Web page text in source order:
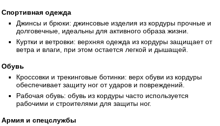
Спортивная одежда
Джинсы и брюки: джинсовые изделия из кордуры прочные и
долговечные, идеальны для активного образа жизни.
Куртки и ветровки: верхняя одежда из кордуры защищает от
ветра и влаги, при этом остается легкой и дышащей.
Обувь
Кроссовки и трекинговые ботинки: верх обуви из кордуры
обеспечивает защиту ног от ударов и повреждений.
Рабочая обувь: обувь из кордуры часто используется
рабочими и строителями для защиты ног.
Армия и спецслужбы